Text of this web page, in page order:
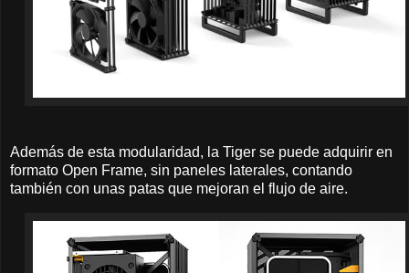
Además de esta modularidad, la Tiger se puede adquirir en
formato Open Frame, sin paneles laterales, contando
también con unas patas que mejoran el flujo de aire.